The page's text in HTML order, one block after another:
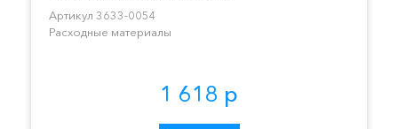
Артикул 3633-0054
Расходные материалы
1 618 р